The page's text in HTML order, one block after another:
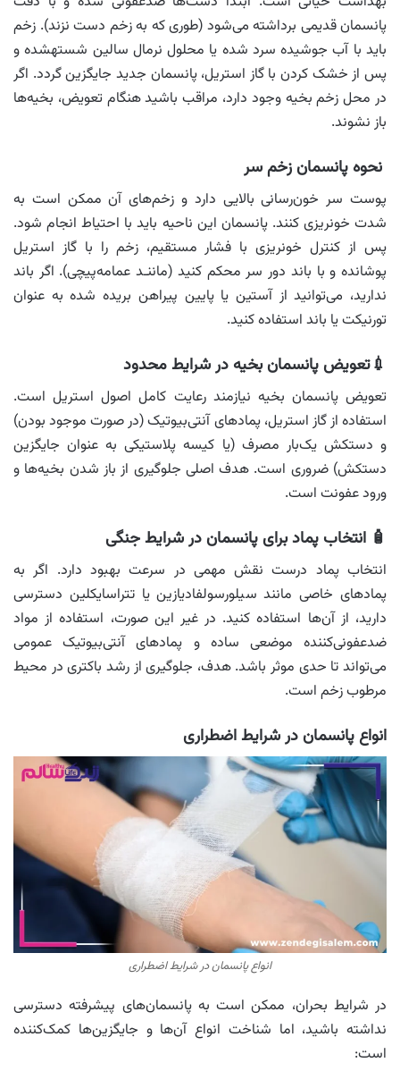
پانسمان قدیمی برداشته می‌شود (طوری که به زخم دست نزند). زخم
باید با آب جوشیده سرد شده یا محلول نرمال سالین شستهشده و
پس از خشک کردن با گاز استریل، پانسمان جدید جایگزین گردد. اگر
در محل زخم بخیه وجود دارد، مراقب باشید هنگام تعویض، بخیه‌ها
باز نشوند.
نحوه پانسمان زخم سر
پوست سر خون‌رسانی بالایی دارد و زخم‌های آن ممکن است به
شدت خونریزی کنند. پانسمان این ناحیه باید با احتیاط انجام شود.
پس از کنترل خونریزی با فشار مستقیم، زخم را با گاز استریل
پوشانده و با باند دور سر محکم کنید (ماننـد عمامه‌پیچی). اگر باند
ندارید، می‌توانید از آستین یا پایین پیراهن بریده شده به عنوان
تورنیکت یا باند استفاده کنید.
💉تعویض پانسمان بخیه در شرایط محدود
تعویض پانسمان بخیه نیازمند رعایت کامل اصول استریل است.
استفاده از گاز استریل، پمادهای آنتی‌بیوتیک (در صورت موجود بودن)
و دستکش یک‌بار مصرف (یا کیسه پلاستیکی به عنوان جایگزین
دستکش) ضروری است. هدف اصلی جلوگیری از باز شدن بخیه‌ها و
ورود عفونت است.
🧴 انتخاب پماد برای پانسمان در شرایط جنگی
انتخاب پماد درست نقش مهمی در سرعت بهبود دارد. اگر به
پمادهای خاصی مانند سیلورسولفادیازین یا تتراسایکلین دسترسی
دارید، از آن‌ها استفاده کنید. در غیر این صورت، استفاده از مواد
ضدعفونی‌کننده موضعی ساده و پمادهای آنتی‌بیوتیک عمومی
می‌تواند تا حدی موثر باشد. هدف، جلوگیری از رشد باکتری در محیط
مرطوب زخم است.
انواع پانسمان در شرایط اضطراری
انواع پانسمان در شرایط اضطراری
در شرایط بحران، ممکن است به پانسمان‌های پیشرفته دسترسی
نداشته باشید، اما شناخت انواع آن‌ها و جایگزین‌ها کمک‌کننده
است: